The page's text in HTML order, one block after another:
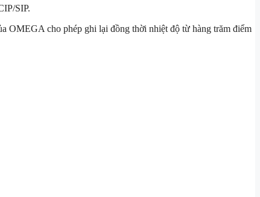
SIP.
OMEGA cho phép ghi lại đồng thời nhiệt độ từ hàng trăm điểm